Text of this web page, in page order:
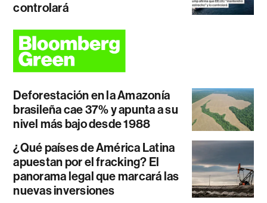
controlará
Deforestación en la Amazonía
brasileña cae 37% y apunta a su
nivel más bajo desde 1988
¿Qué países de América Latina
apuestan por el fracking? El
panorama legal que marcará las
nuevas inversiones